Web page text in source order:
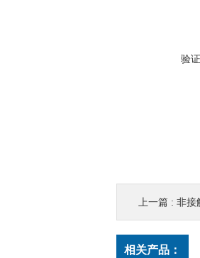
验
上一篇 : 非接
相关产品：